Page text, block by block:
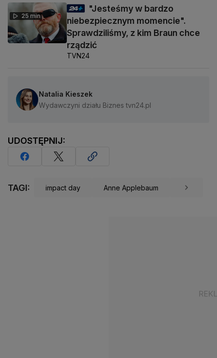
25 min
"Jesteśmy w bardzo
niebezpiecznym momencie".
Sprawdziliśmy, z kim Braun chce
rządzić
TVN24
Natalia Kieszek
Wydawczyni działu Biznes tvn24.pl
UDOSTĘPNIJ:
TAGI: impact day Anne Applebaum